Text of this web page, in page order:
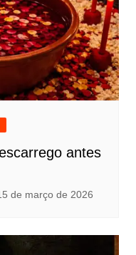
antes
de março de 2026